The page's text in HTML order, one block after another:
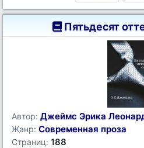
Пятьдесят
Автор: Джеймс Эрика
Жанр: Современная проза
Страниц: 188